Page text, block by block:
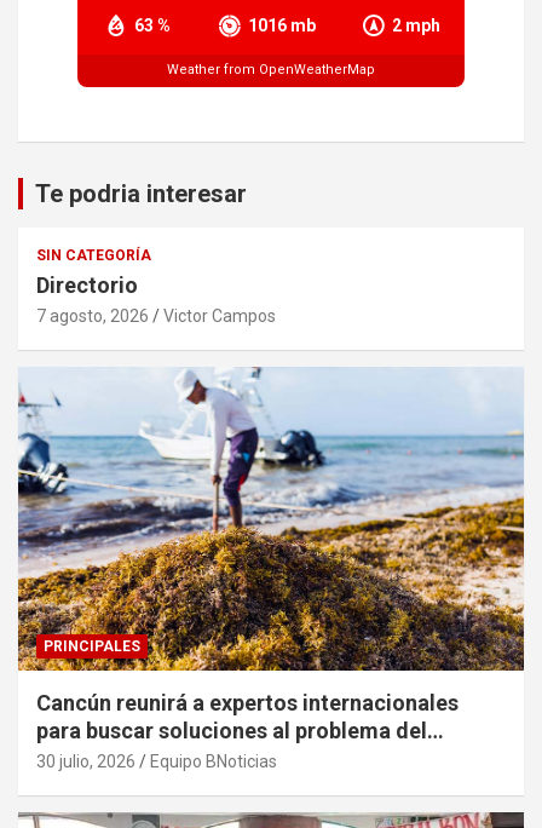
63 % 1016 mb 2 mph
Weather from OpenWeatherMap
Te podria interesar
SIN CATEGORÍA
Directorio
7 agosto, 2026 Victor Campos
PRINCIPALES
Cancún reunirá a expertos internacionales
para buscar soluciones al problema del
sargazo
30 julio, 2026 Equipo BNoticias